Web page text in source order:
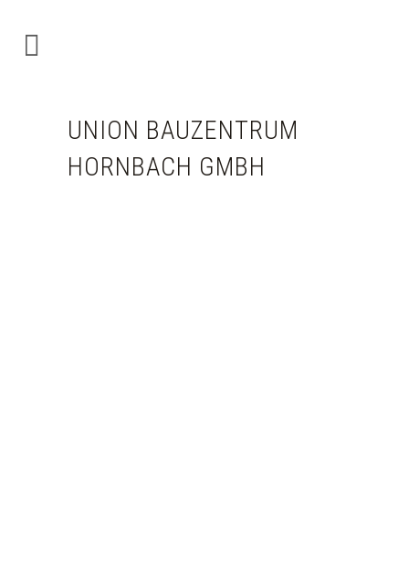
UNION BAUZENTRUM
HORNBACH GMBH